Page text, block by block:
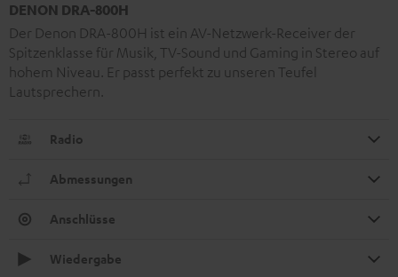
DENON DRA-800H
Der Denon DRA-800H ist ein AV-Netzwerk-Receiver der
Spitzenklasse für Musik, TV-Sound und Gaming in Stereo auf
hohem Niveau. Er passt perfekt zu unseren Teufel
Lautsprechern.
Radio
Abmessungen
Anschlüsse
Wiedergabe